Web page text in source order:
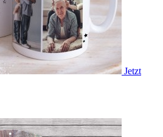
Jetzt